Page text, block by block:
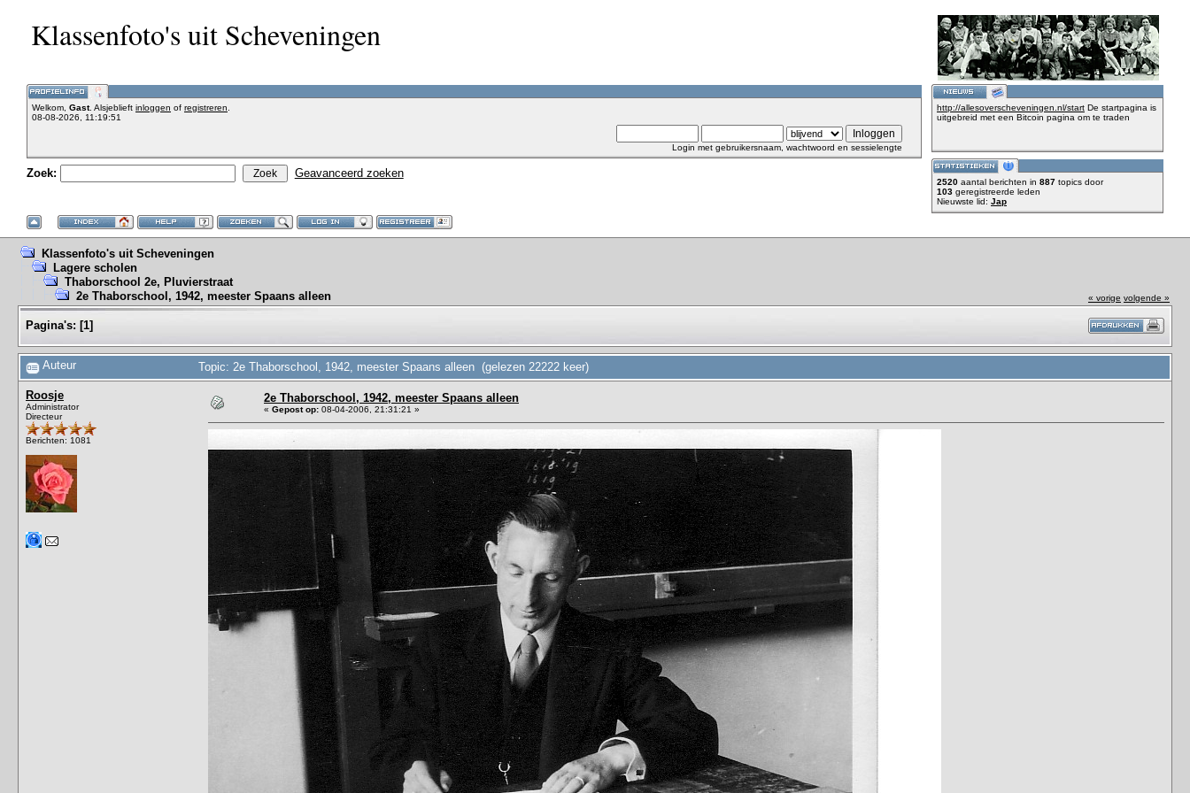
Klassenfoto's uit Scheveningen
Welkom, Gast. Alsjeblieft inloggen of registreren
08-08-2026, 11:19:51
Login met gebruikersnaam, wachtwoord en sessielengte
Zoek: Geavanceerd zoeken
http://allesoverscheveningen.nl/start De startpagina is
uitgebreid met een Bitcoin pagina om te traden
2520 aantal berichten in 887 topics door
103 geregistreerde leden
Nieuwste lid: Jap
Klassenfoto's uit Scheveningen
Lagere scholen
Thaborschool 2e, Pluvierstraat
2e Thaborschool, 1942, meester Spaans alleen
« vorige volgende »
Pagina's: [1]
Auteur Topic: 2e Thaborschool, 1942, meester Spaans alleen (gelezen 22222 keer)
Roosje
Administrator
Directeur
Berichten: 1081
2e Thaborschool, 1942, meester Spaans alleen
« Gepost op: 08-04-2006, 21:31:21 »